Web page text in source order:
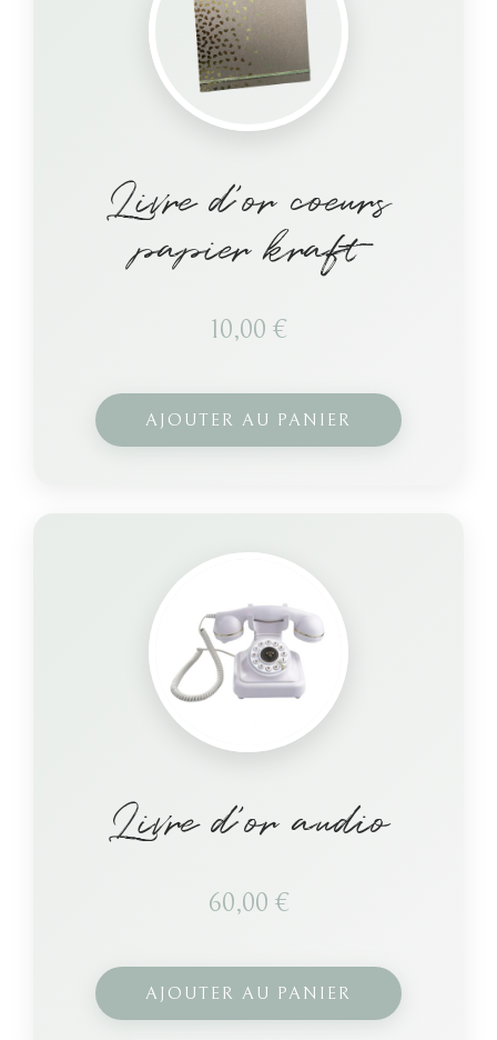
Livre d’or coeurs
papier kraft
10,00 €
AJOUTER AU PANIER
Livre d’or audio
60,00 €
AJOUTER AU PANIER